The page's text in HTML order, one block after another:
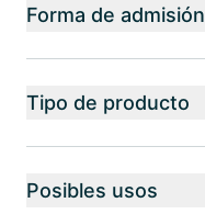
Forma de admisión
Tipo de producto
Posibles usos